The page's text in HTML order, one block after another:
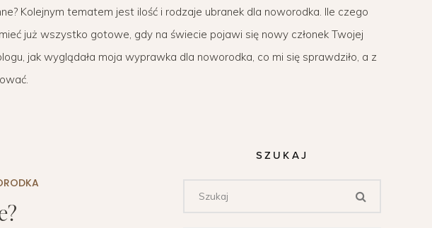
Kolejnym tematem jest ilość i rodzaje ubranek dla noworodka. Ile czego
już wszystko gotowe, gdy na świecie pojawi się nowy członek Twojej
jak wyglądała moja wyprawka dla noworodka, co mi się sprawdziło, a z
SZUKAJ